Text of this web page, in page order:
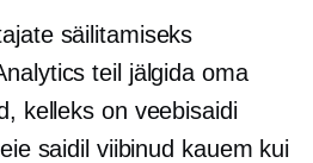
säilitamiseks
teil jälgida oma
kelleks on veebisaidi
saidil viibinud kauem kui